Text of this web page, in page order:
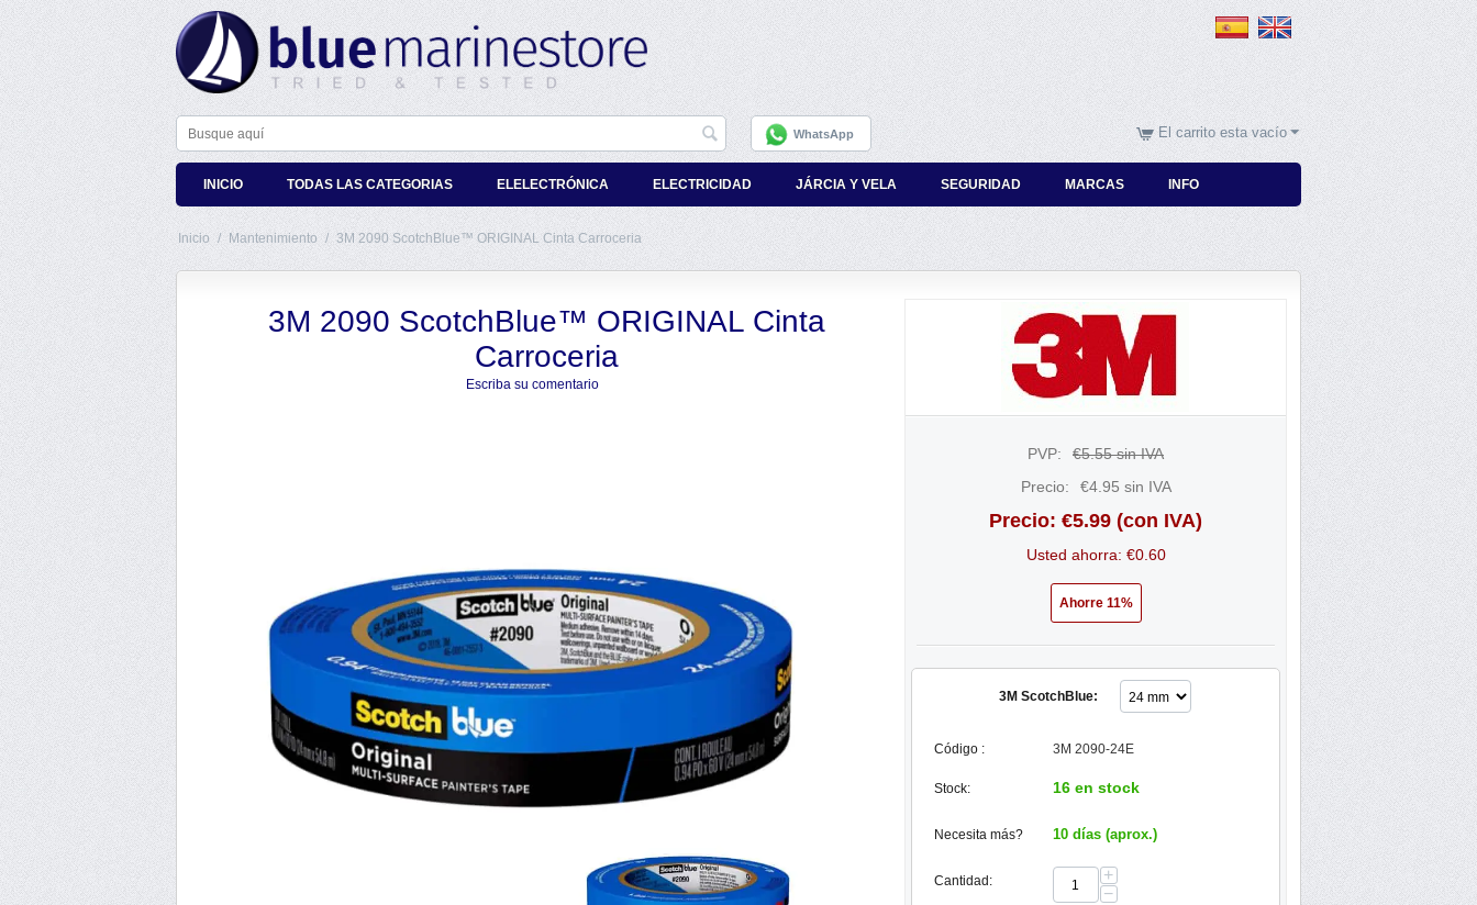
WhatsApp El carrito esta vacío
INICIO TODAS LAS CATEGORIAS ELELECTRÓNICA ELECTRICIDAD JÁRCIA Y VELA SEGURIDAD MARCAS INFO
Inicio / Mantenimiento / 3M 2090 ScotchBlue™ ORIGINAL Cinta Carroceria
3M 2090 ScotchBlue™ ORIGINAL Cinta
Carroceria
Escriba su comentario
PVP: €5.55sin IVA
Precio:
€4.95 sin IVA
Precio: €5.99 (con IVA)
Usted ahorra: €0.60
Ahorre 11%
3M ScotchBlue:
Código : 3M 2090-24E
Stock: 16 en stock
Necesita más? 10 días (aprox.)
Cantidad:
+
−